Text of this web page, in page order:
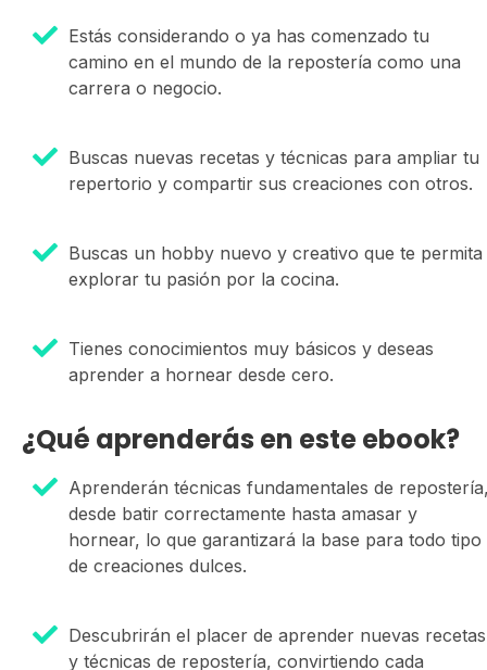
Estás considerando o ya has comenzado tu
camino en el mundo de la repostería como una
carrera o negocio.
Buscas nuevas recetas y técnicas para ampliar tu
repertorio y compartir sus creaciones con otros.
Buscas un hobby nuevo y creativo que te permita
explorar tu pasión por la cocina.
Tienes conocimientos muy básicos y deseas
aprender a hornear desde cero.
¿Qué aprenderás en este ebook?
Aprenderán técnicas fundamentales de
desde batir correctamente hasta amasar y
hornear, lo que garantizará la base para todo tipo
de creaciones dulces.
Descubrirán el placer de aprender nuevas recetas
y técnicas de repostería, convirtiendo cada